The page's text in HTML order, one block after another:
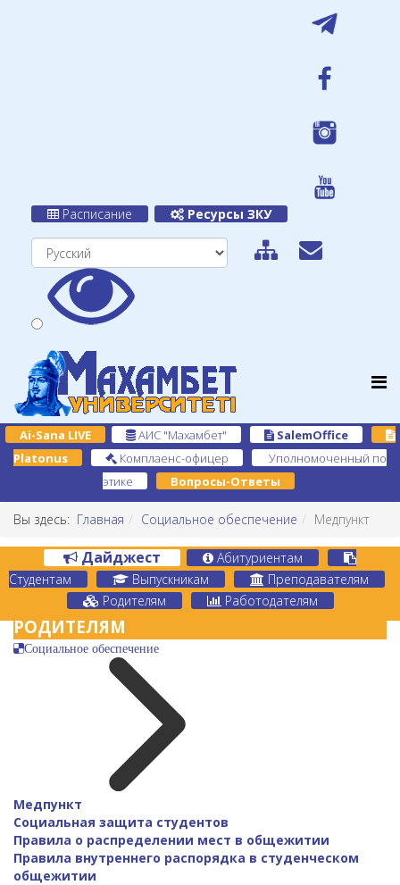
Расписание Ресурсы ЗКУ
Ai-Sana LIVE АИС "Махамбет"
SalemOffice
Platonus
Комплаенс-офицер
Уполномоченный по
этике
Вопросы-Ответы
Вы здесь: Главная Социальное обеспечение Медпункт
Дайджест
Абитуриентам
Студентам
Выпускникам
Преподавателям
Родителям
Работодателям
РОДИТЕЛЯМ
Социальное обеспечение
Медпункт
Социальная защита студентов
Правила о распределении мест в общежитии
Правила внутреннего распорядка в студенческом
общежитии